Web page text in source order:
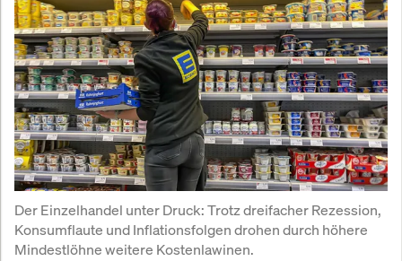
Der Einzelhandel unter Druck: Trotz dreifacher Rezession,
Konsumflaute und Inflationsfolgen drohen durch höhere
Mindestlöhne weitere Kostenlawinen.